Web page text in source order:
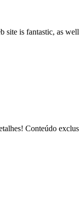
is fantastic, as
Conteúdo